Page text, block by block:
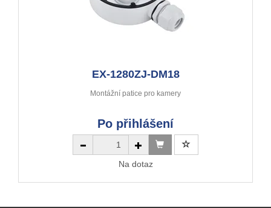
EX-1280ZJ-DM18
Montážní patice pro kamery
Po přihlášení
Na dotaz